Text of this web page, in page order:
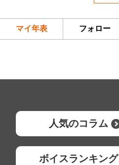
マイ年表 フォロー
人気のコラム
ボイスランキング